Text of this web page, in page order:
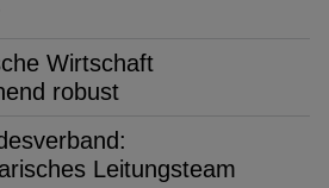
Wirtschaft
robust
Leitungsteam